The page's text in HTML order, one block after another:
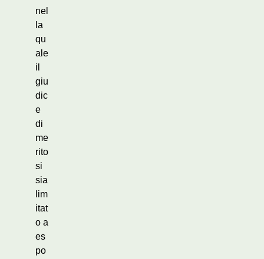
nel
la
qu
ale
il
giu
dic
e
di
me
rito
si
sia
lim
itat
o a
es
po